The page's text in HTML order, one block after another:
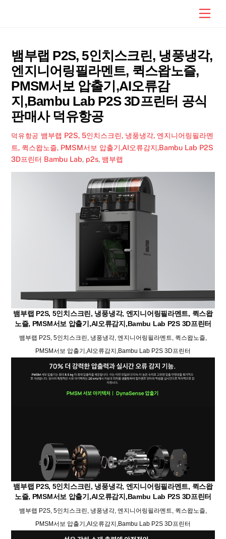
뱀부랩 P2S, 5인치스크린, 냉풍냉각,
엔지니어링필라멘트, 퀵스왑노즐,
PMSM서보 압출기,AI오류감
지,Bambu Lab P2S 3D프린터 공식
판매사 덕유항공
덕유항공 뱀부랩 P2S, 5인치스크린, 냉풍냉각, 엔지니어링필라멘
트, 퀵스왑노즐, PMSM서보 압출기,AI오류감지,Bambu Lab P2S
3D프린터 Bambu Lab, p2s, 뱀부랩
뱀부랩 P2S, 5인치스크린, 냉풍냉각, 엔지니어링필라멘트, 퀵스왑
노즐, PMSM서보 압출기,AI오류감지,Bambu Lab P2S 3D프린터
뱀부랩 P2S, 5인치스크린, 냉풍냉각, 엔지니어링필라멘트, 퀵스왑노즐,
PMSM서보 압출기,AI오류감지,Bambu Lab P2S 3D프린터
뱀부랩 P2S, 5인치스크린, 냉풍냉각, 엔지니어링필라멘트, 퀵스왑
노즐, PMSM서보 압출기,AI오류감지,Bambu Lab P2S 3D프린터
뱀부랩 P2S, 5인치스크린, 냉풍냉각, 엔지니어링필라멘트, 퀵스왑노즐,
PMSM서보 압출기,AI오류감지,Bambu Lab P2S 3D프린터